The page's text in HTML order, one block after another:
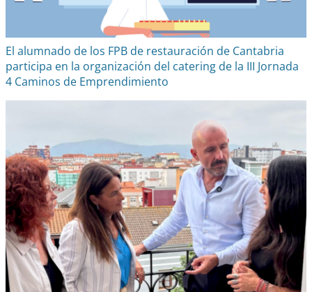
El alumnado de los FPB de restauración de Cantabria
participa en la organización del catering de la III Jornada
4 Caminos de Emprendimiento